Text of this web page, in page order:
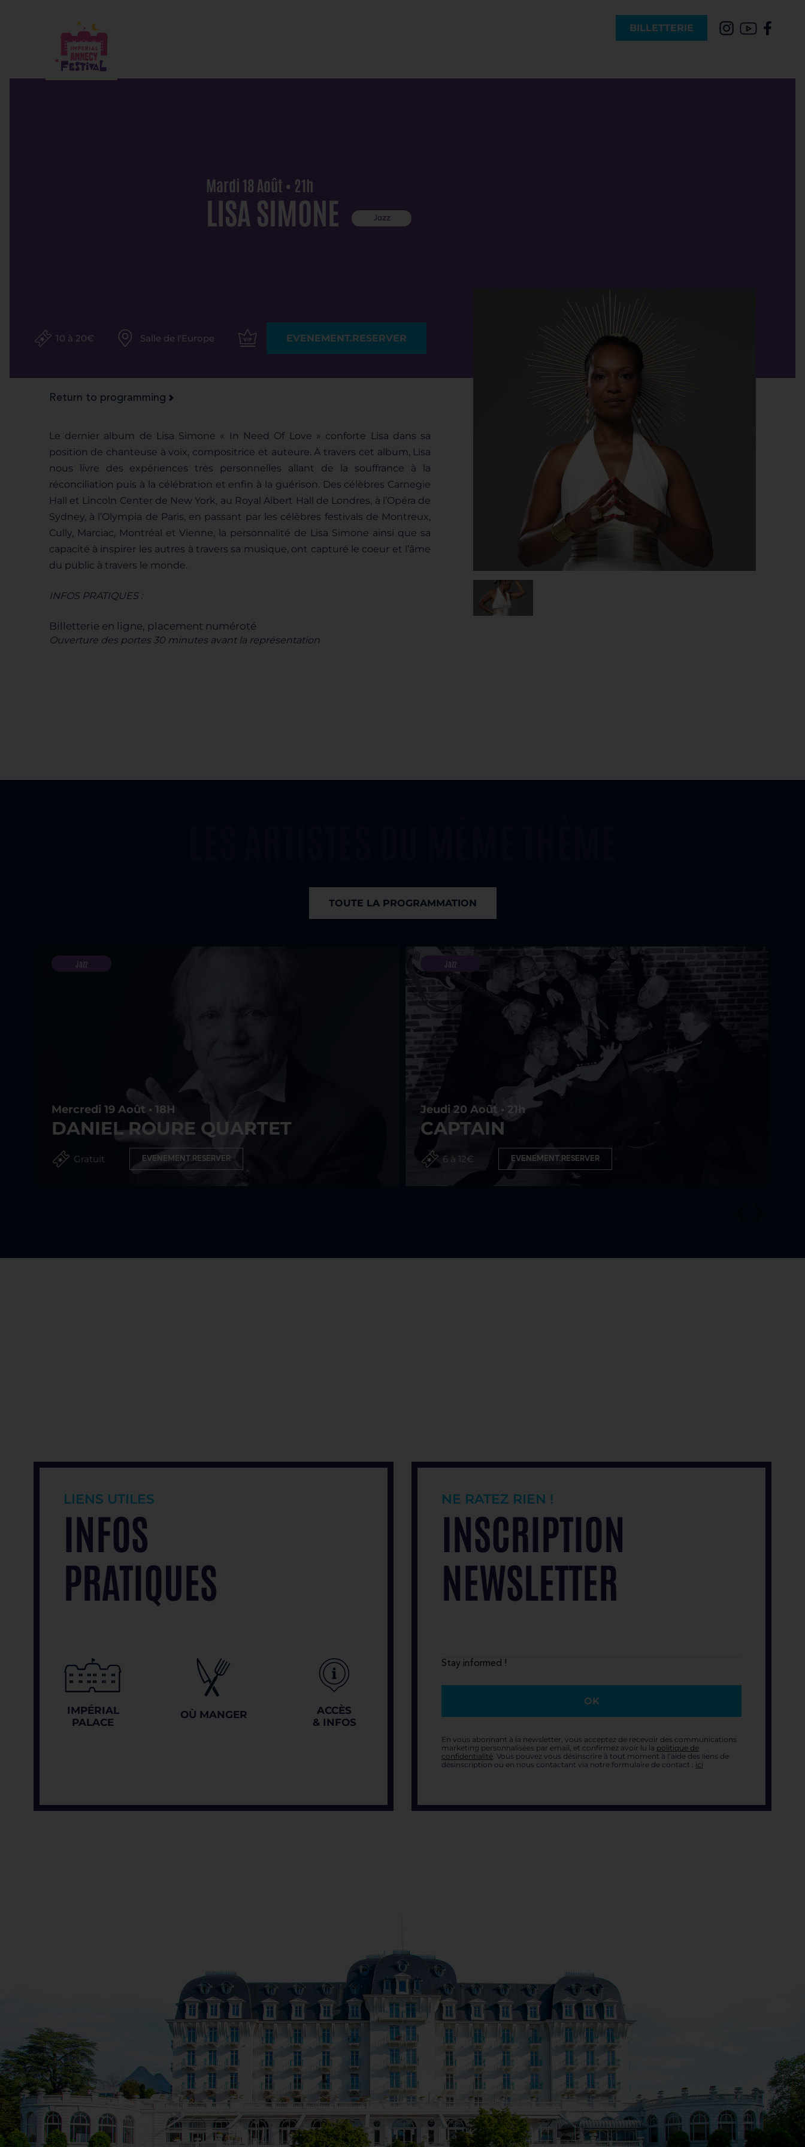
BILLETTERIE
Mardi 18 Août • 21h
LISA SIMONE Jazz
10 à 20€ Salle de l'Europe EVENEMENT.RESERVER
Return to programming
Le dernier album de Lisa Simone « In Need Of Love » conforte Lisa dans sa
position de chanteuse à voix, compositrice et auteure. À travers cet album, Lisa
nous livre des expériences très personnelles allant de la souffrance à la
réconciliation puis à la célébration et enfin à la guérison. Des célèbres Carnegie
Hall et Lincoln Center de New York, au Royal Albert Hall de Londres, à l’Opéra de
Sydney, à l’Olympia de Paris, en passant par les célèbres festivals de Montreux,
Cully, Marciac, Montréal et Vienne, la personnalité de Lisa Simone ainsi que sa
capacité à inspirer les autres à travers sa musique, ont capturé le coeur et l’âme
du public à travers le monde.
INFOS PRATIQUES :
Billetterie en ligne, placement numéroté
Ouverture des portes 30 minutes avant la représentation
TOUTE LA PROGRAMMATION
Jazz
Mercredi 19 Août • 18H
DANIEL ROURE QUARTET
Gratuit EVENEMENT.RESERVER
Jazz
Jeudi 20 Août • 21h
CAPTAIN
6 à 12€ EVENEMENT.RESERVER
LIENS UTILES
INFOS
PRATIQUES
IMPÉRIAL
PALACE
OÙ MANGER
ACCÈS
& INFOS
NE RATEZ RIEN !
INSCRIPTION
NEWSLETTER
Stay informed !
OK
En vous abonnant à la newsletter, vous acceptez de recevoir des communications
marketing personnalisées par email, et confirmez avoir lu la politique de
confidentialité. Vous pouvez vous désinscrire à tout moment à l’aide des liens de
désinscription ou en nous contactant via notre formulaire de contact : ici